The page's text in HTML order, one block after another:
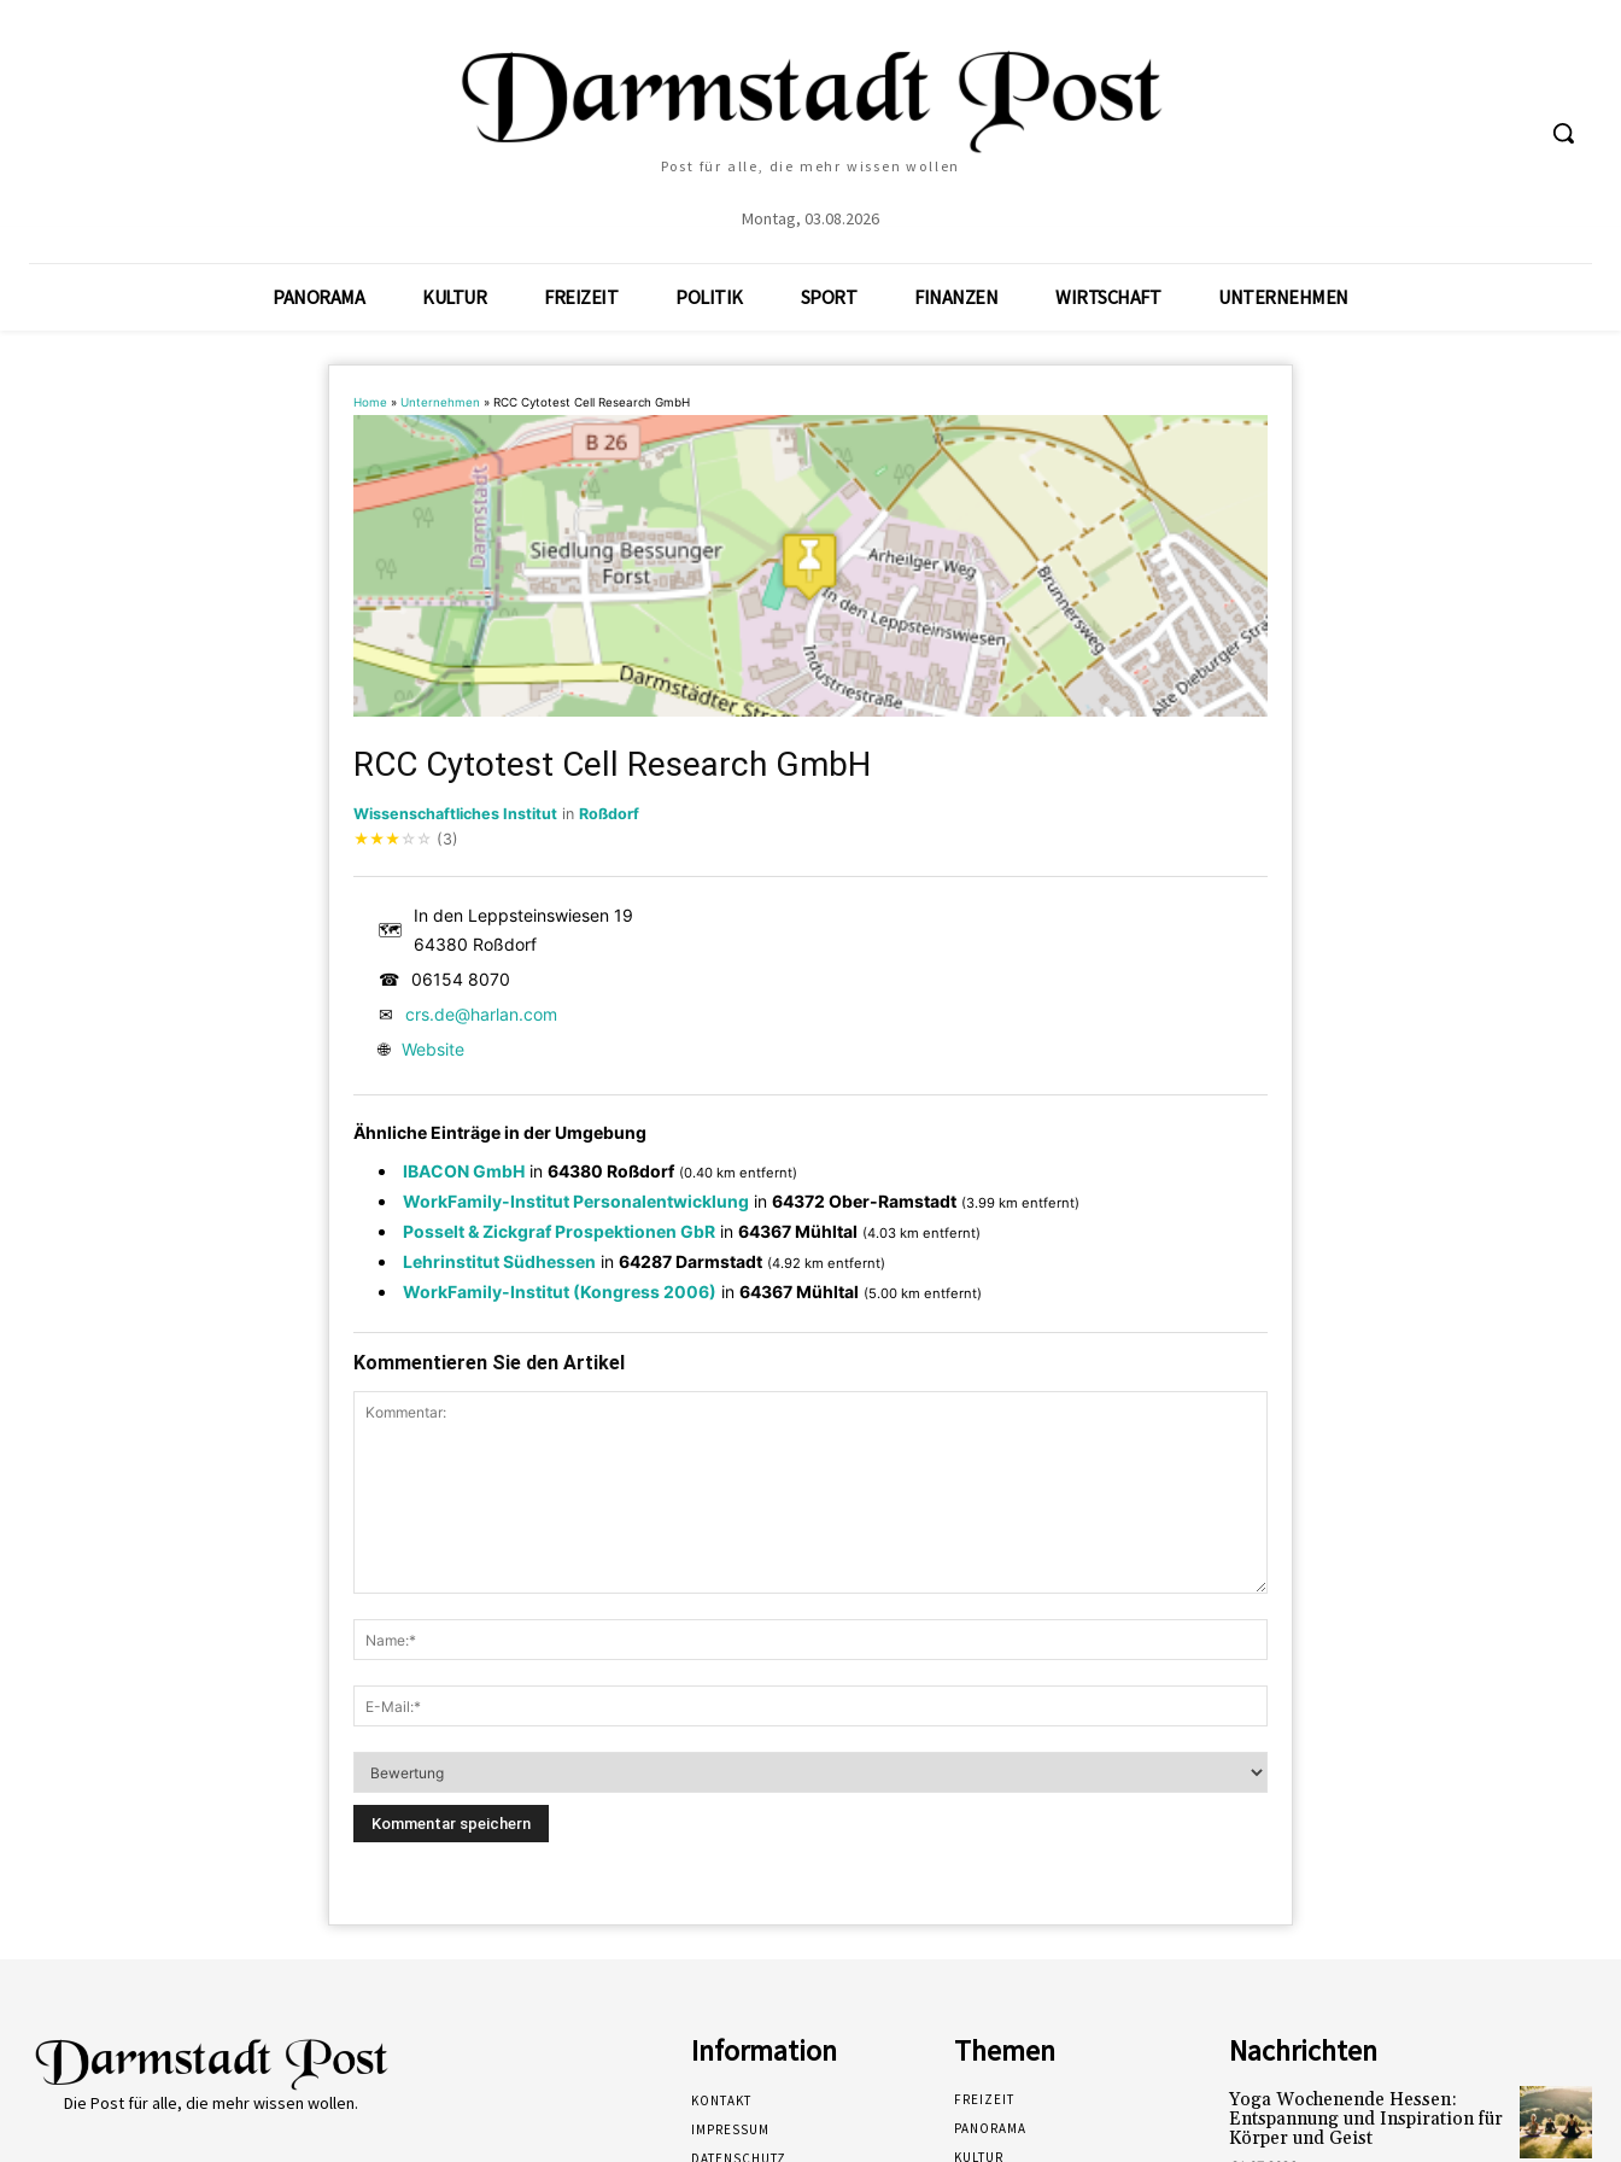
Post für alle, die mehr wissen wollen
Montag, 03.08.2026
PANORAMA KULTUR FREIZEIT POLITIK SPORT FINANZEN WIRTSCHAFT UNTERNEHMEN
Home » Unternehmen » RCC Cytotest Cell Research GmbH
RCC Cytotest Cell Research GmbH
Wissenschaftliches Institut in Roßdorf
★★★ ☆ ☆ (3)
🗺
In den Leppsteinswiesen 19
64380 Roßdorf
☎ 06154 8070
✉
crs.de@harlan.com
🌐 Website
Ähnliche Einträge in der Umgebung
IBACON GmbH in 64380 Roßdorf (0.40 km entfernt)
WorkFamily-Institut Personalentwicklung in 64372 Ober-Ramstadt (3.99 km entfernt)
Posselt & Zickgraf Prospektionen GbR in 64367 Mühltal (4.03 km entfernt)
Lehrinstitut Südhessen in 64287 Darmstadt (4.92 km entfernt)
WorkFamily-Institut (Kongress 2006) in 64367 Mühltal (5.00 km entfernt)
Kommentieren Sie den Artikel
Die Post für alle, die mehr wissen wollen.
Information
KONTAKT
IMPRESSUM
DATENSCHUTZ
Themen
FREIZEIT
PANORAMA
KULTUR
Nachrichten
Yoga Wochenende Hessen:
Entspannung und Inspiration für
Körper und Geist